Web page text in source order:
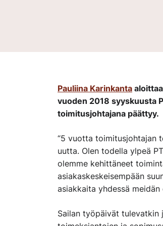
Pauliina Karinkanta
vuoden 2018 syyskuusta
toimitusjohtajana päättyy.
“5 vuotta toimitusjohtajan
uutta. Olen todella ylpeä
olemme kehittäneet
asiakaskeskeisempään
asiakkaita yhdessä meidän
Sailan työpäivät tulevatkin